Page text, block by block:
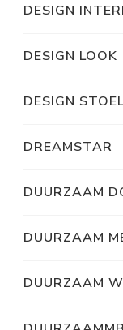
DESIGN
DESIGN LOOK
DESIGN
DREAMSTAR
DUURZAAM
DUURZAAM
DUURZAAM